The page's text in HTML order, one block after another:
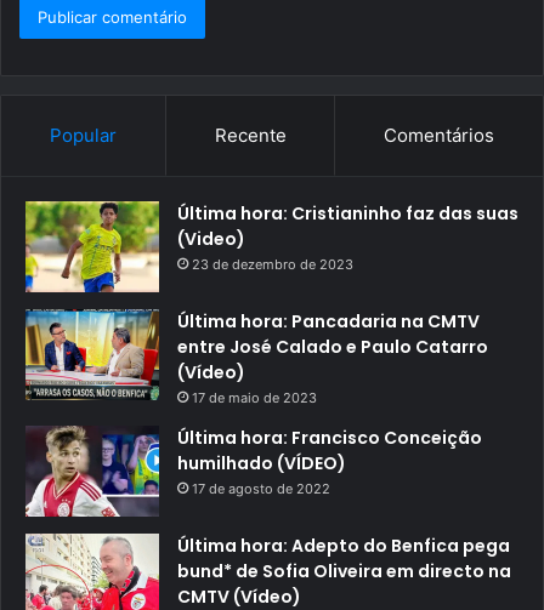
Popular Recente Comentários
Última hora: Cristianinho faz das suas
(Video)
23 de dezembro de 2023
Última hora: Pancadaria na CMTV
entre José Calado e Paulo Catarro
(Vídeo)
17 de maio de 2023
Última hora: Francisco Conceição
humilhado (VÍDEO)
17 de agosto de 2022
Última hora: Adepto do Benfica pega
bund* de Sofia Oliveira em directo na
CMTV (Vídeo)